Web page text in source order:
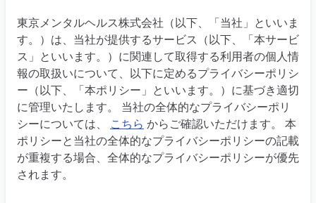
東京メンタルヘルス株式会社（以下、「当社」といいま
す。）は、当社が提供するサービス（以下、「本サービ
ス」といいます。）に関連して取得する利用者の個人情
報の取扱いについて、以下に定めるプライバシーポリシ
ー（以下、「本ポリシー」といいます。）に基づき適切
に管理いたします。 当社の全体的なプライバシーポリ
シーについては、
こちら からご確認いただけます。 本
ポリシーと当社の全体的なプライバシーポリシーの記載
が重複する場合、全体的なプライバシーポリシーが優先
されます。